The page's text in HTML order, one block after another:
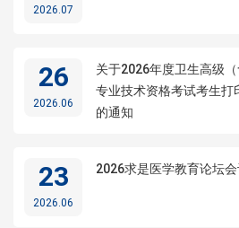
2026.07
26
2026.06
关于2026年度卫生高级（
专业技术资格考试考生打
的通知
23
2026.06
2026求是医学教育论坛会